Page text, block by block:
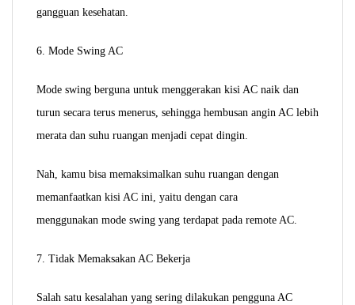
gangguan kesehatan.
6. Mode Swing AC
Mode swing berguna untuk menggerakan kisi AC naik dan
turun secara terus menerus, sehingga hembusan angin AC lebih
merata dan suhu ruangan menjadi cepat dingin.
Nah, kamu bisa memaksimalkan suhu ruangan dengan
memanfaatkan kisi AC ini, yaitu dengan cara
menggunakan mode swing yang terdapat pada remote AC.
7. Tidak Memaksakan AC Bekerja
Salah satu kesalahan yang sering dilakukan pengguna AC